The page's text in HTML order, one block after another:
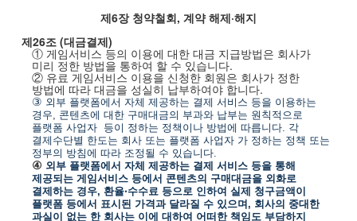
제6장 청약철회, 계약 해제·해지
제26조(대금결제)
① 게임서비스 등의 이용에 대한 대금 지급방법은 회사가
미리 정한 방법을 통하여 할 수 있습니다.
② 유료 게임서비스 이용을 신청한 회원은 회사가 정한
방법에 따라 대금을 성실히 납부하여야 합니다.
③ 외부 플랫폼에서 자체 제공하는 결제 서비스 등을 이용하는
경우, 콘텐츠에 대한 구매대금의 부과와 납부는 원칙적으로
플랫폼 사업자
등이 정하는 정책이나 방법에 따릅니다. 각
결제수단별 한도는 회사 또는 플랫폼 사업자 가 정하는 정책 또는
정부의 방침에 따라 조정될 수 있습니다.
④ 외부 플랫폼에서 자체 제공하는 결제 서비스 등을 통해
제공되는 게임서비스 등에서 콘텐츠의 구매대금을 외화로
결제하는 경우, 환율‧수수료 등으로 인하여 실제 청구금액이
플랫폼 등에서 표시된 가격과 달라질 수 있으며 , 회사의 중대한
과실이 없는 한 회사는 이에 대하여 어떠한 책임도 부담하지